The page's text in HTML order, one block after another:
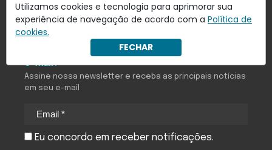
Utilizamos cookies e tecnologia para aprimorar sua
experiência de navegação de acordo com a Política de
cookies.
FECHAR
Quer receber notícias do Antagonista em seu
e-mail?
Assine nossa newsletter e receba as principais notícias
em seu e-mail
Eu concordo em receber notificações.